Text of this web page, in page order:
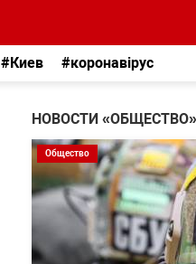
#Киев #коронавірус
НОВОСТИ «ОБЩЕСТВО»
Общество